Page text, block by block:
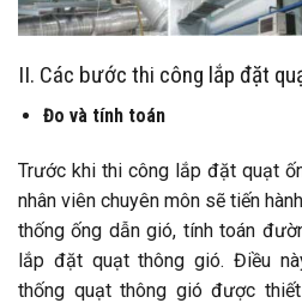
II. Các bước thi công lắp đặt
Đo và tính toán
Trước khi thi công lắp đặt quạt
nhân viên chuyên môn sẽ tiến
thống ống dẫn gió, tính toán
lắp đặt quạt thông gió. Điều
thống quạt thông gió được